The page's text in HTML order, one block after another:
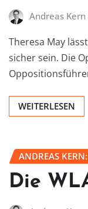
Andreas Kern
Theresa May
sicher sein. Die
WEITERLESEN
ANDREAS
Die